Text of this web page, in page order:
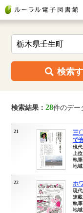
検索
検索結果： 28件のデー
21
三
で
現代
上
執筆
地域
22 ホ
現代
連載
執筆
地域